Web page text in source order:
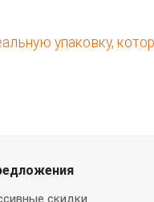
упаковку,
скидки